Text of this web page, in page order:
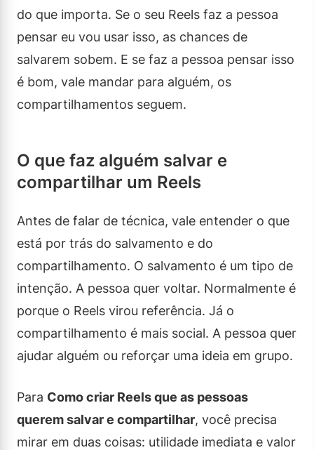
do que importa. Se o seu Reels faz a pessoa
pensar eu vou usar isso, as chances de
salvarem sobem. E se faz a pessoa pensar isso
é bom, vale mandar para alguém, os
compartilhamentos seguem.
O que faz alguém salvar e
compartilhar um Reels
Antes de falar de técnica, vale entender o que
está por trás do salvamento e do
compartilhamento. O salvamento é um tipo de
intenção. A pessoa quer voltar. Normalmente é
porque o Reels virou referência. Já o
compartilhamento é mais social. A pessoa quer
ajudar alguém ou reforçar uma ideia em grupo.
Para Como criar Reels que as pessoas
querem salvar e compartilhar, você precisa
mirar em duas coisas: utilidade imediata e valor